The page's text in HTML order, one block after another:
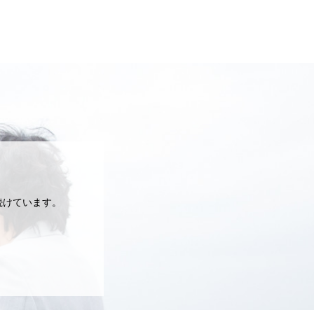
ています。